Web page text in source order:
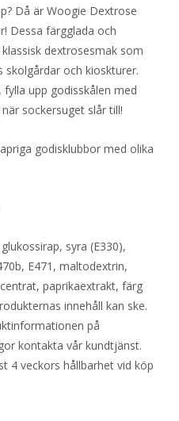
Då är Woogie Dextrose
Dessa färgglada och
dextrosesmak som
skolgårdar och kioskturer.
upp godisskålen med
sockersuget slår till!
godisklubbor med olika
syra (E330),
E471, maltodextrin,
paprikaextrakt, färg
innehåll kan ske.
på
kontakta vår kundtjänst.
4 veckors hållbarhet vid köp